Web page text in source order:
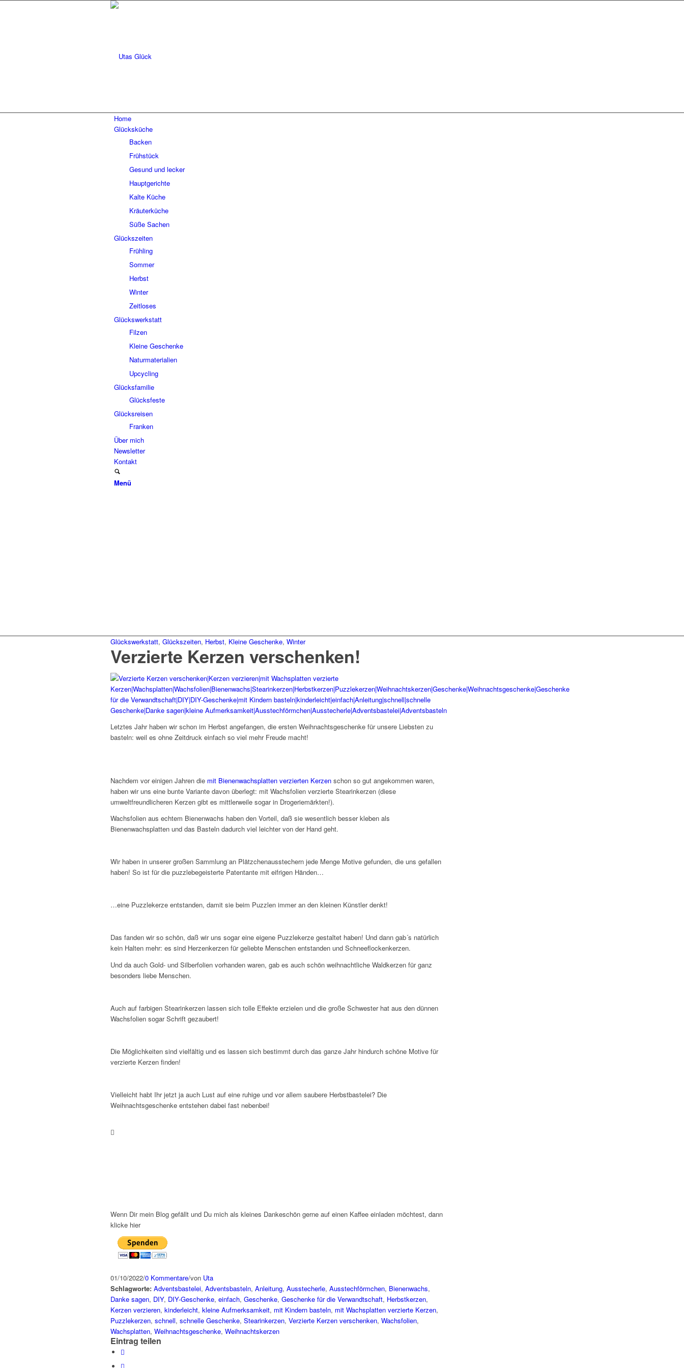
Home
Glücksküche
Backen
Frühstück
Gesund und lecker
Hauptgerichte
Kalte Küche
Kräuterküche
Süße Sachen
Glückszeiten
Frühling
Sommer
Herbst
Winter
Zeitloses
Glückswerkstatt
Filzen
Kleine Geschenke
Naturmaterialien
Upcycling
Glücksfamilie
Glücksfeste
Glücksreisen
Franken
Über mich
Newsletter
Kontakt
Menü
Glückswerkstatt, Glückszeiten, Herbst, Kleine Geschenke, Winter
Verzierte Kerzen verschenken!
Letztes Jahr haben wir schon im Herbst angefangen, die ersten Weihnachtsgeschenke für unsere Liebsten zu
basteln: weil es ohne Zeitdruck einfach so viel mehr Freude macht!
Nachdem vor einigen Jahren die mit Bienenwachsplatten verzierten Kerzen schon so gut angekommen waren,
haben wir uns eine bunte Variante davon überlegt: mit Wachsfolien verzierte Stearinkerzen (diese
umweltfreundlicheren Kerzen gibt es mittlerweile sogar in Drogeriemärkten!).
Wachsfolien aus echtem Bienenwachs haben den Vorteil, daß sie wesentlich besser kleben als
Bienenwachsplatten und das Basteln dadurch viel leichter von der Hand geht.
Wir haben in unserer großen Sammlung an Plätzchenausstechern jede Menge Motive gefunden, die uns gefallen
haben! So ist für die puzzlebegeisterte Patentante mit eifrigen Händen…
…eine Puzzlekerze entstanden, damit sie beim Puzzlen immer an den kleinen Künstler denkt!
Das fanden wir so schön, daß wir uns sogar eine eigene Puzzlekerze gestaltet haben! Und dann gab´s natürlich
kein Halten mehr: es sind Herzenkerzen für geliebte Menschen entstanden und Schneeflockenkerzen.
Und da auch Gold- und Silberfolien vorhanden waren, gab es auch schön weihnachtliche Waldkerzen für ganz
besonders liebe Menschen.
Auch auf farbigen Stearinkerzen lassen sich tolle Effekte erzielen und die große Schwester hat aus den dünnen
Wachsfolien sogar Schrift gezaubert!
Die Möglichkeiten sind vielfältig und es lassen sich bestimmt durch das ganze Jahr hindurch schöne Motive für
verzierte Kerzen finden!
Vielleicht habt Ihr jetzt ja auch Lust auf eine ruhige und vor allem saubere Herbstbastelei? Die
Weihnachtsgeschenke entstehen dabei fast nebenbei!
Wenn Dir mein Blog gefällt und Du mich als kleines Dankeschön gerne auf einen Kaffee einladen möchtest, dann
klicke hier
01/10/2022/0 Kommentare/von Uta
Schlagworte: Adventsbastelei, Adventsbasteln, Anleitung, Ausstecherle, Ausstechförmchen, Bienenwachs,
Danke sagen, DIY, DIY-Geschenke, einfach, Geschenke, Geschenke für die Verwandtschaft, Herbstkerzen,
Kerzen verzieren, kinderleicht, kleine Aufmerksamkeit, mit Kindern basteln, mit Wachsplatten verzierte Kerzen,
Puzzlekerzen, schnell, schnelle Geschenke, Stearinkerzen, Verzierte Kerzen verschenken, Wachsfolien,
Wachsplatten, Weihnachtsgeschenke, Weihnachtskerzen
Eintrag teilen